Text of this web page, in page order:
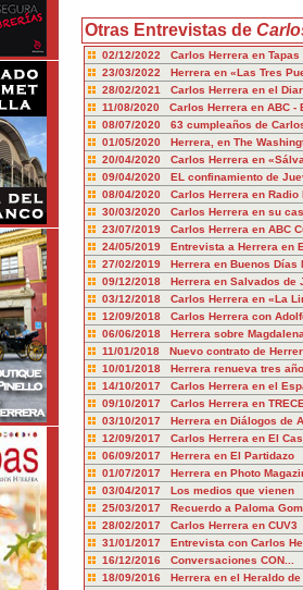
Otras Entrevistas de
02/12/2022 Carlos Herrera en Tapas
23/03/2022 Herrera en «Las Tres
28/02/2021 Carlos Herrera en el
11/08/2020 Carlos Herrera en ABC -
08/07/2020 63 cumpleaños de
01/05/2020 Herrera, en The
20/04/2020 Carlos Herrera en
09/04/2020 EL confinamiento de
08/04/2020 Carlos Herrera en Radio
30/03/2020 Carlos Herrera en su
23/07/2019 Carlos Herrera en ABC
24/05/2019 Entrevista a Herrera en
27/02/2019 Herrera en Buenos Días
09/12/2018 Herrera en Salvados de
03/12/2018 Carlos Herrera en «La
12/09/2018 Carlos Herrera con
06/06/2018 Herrera sobre
11/01/2018 Nuevo contrato de
10/01/2018 Herrera renueva tres
14/10/2017 Carlos Herrera en el
09/10/2017 Carlos Herrera en
03/10/2017 Herrera en Diálogos de
12/09/2017 Carlos Herrera en El
06/09/2017 Herrera en El Partidazo
01/07/2017 Herrera en Photo
03/04/2017 Los medios que vienen
25/03/2017 Recuerdo a Paloma
28/02/2017 Carlos Herrera en CUV3
31/01/2017 Entrevista con Carlos
16/12/2016 Conversaciones CON...
18/09/2016 Herrera en el Heraldo de